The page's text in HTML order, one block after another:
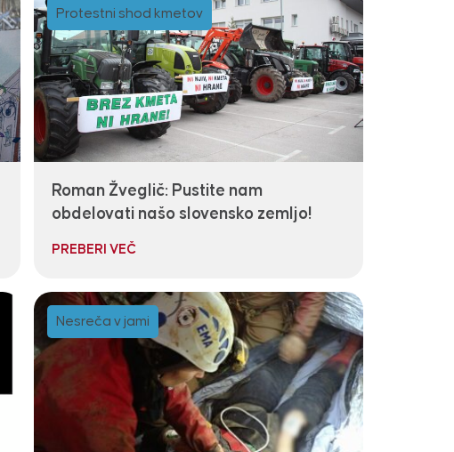
Protestni shod kmetov
Roman Žveglič: Pustite nam
obdelovati našo slovensko zemljo!
PREBERI VEČ
Nesreča v jami